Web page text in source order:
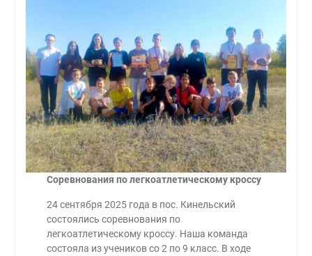
Соревнования по легкоатлетическому кроссу
24 сентября 2025 года в пос. Кинельский
состоялись соревнования по
легкоатлетическому кроссу. Наша команда
состояла из учеников со 2 по 9 класс. В ходе